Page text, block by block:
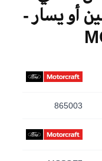
أو يسار -
865003